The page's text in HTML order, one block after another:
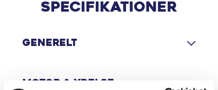
# 5 ÅRS GARANTI/150.000 KM.
KØREGLÆDE! SUSER LYDLØST AFSTED - SKAL SES OG
10,25" touchskærm, Trådløs Apple CarPlay/Android
Armlæn
Specifikationer
Generelt
Motor & Ydelse